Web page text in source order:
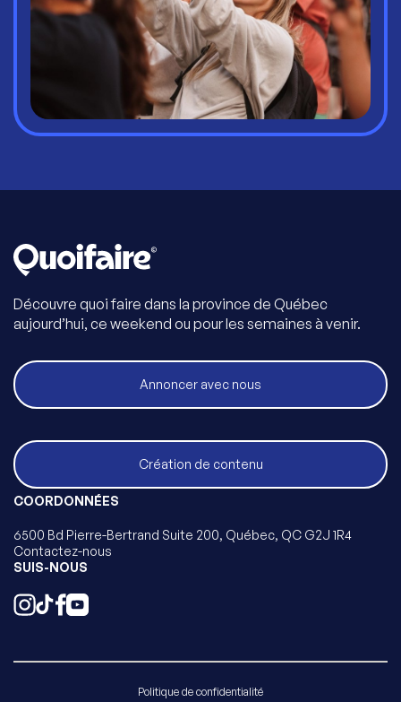
Découvre quoi faire dans la province de Québec
aujourd’hui, ce weekend ou pour les semaines à venir.
Annoncer avec nous
Création de contenu
COORDONNÉES
6500 Bd Pierre-Bertrand Suite 200, Québec, QC G2J 1R4
Contactez-nous
SUIS-NOUS
Politique de confidentialité